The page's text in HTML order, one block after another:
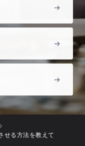
せる方法を教えて